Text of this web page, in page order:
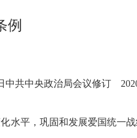
例
共中央政治局会议修订
平，巩固和发展爱国统一战